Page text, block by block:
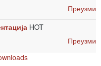
Преузми
HOT
Преузми